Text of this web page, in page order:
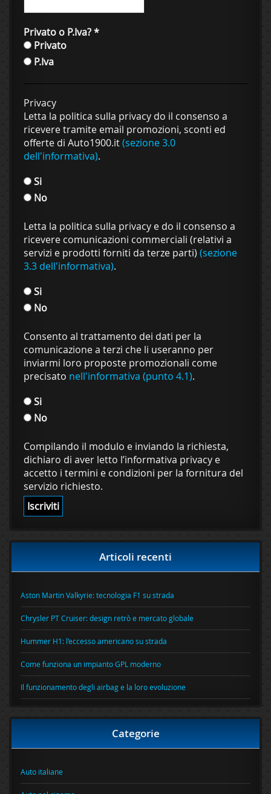
Privato o P.Iva?*
Privato
P.Iva
Privacy
Letta la politica sulla privacy do il consenso a
ricevere tramite email promozioni, sconti ed
offerte di Auto1900.it(sezione 3.0
dell'informativa).
Si
No
Letta la politica sulla privacy e do il consenso a
ricevere comunicazioni commerciali (relativi a
servizi e prodotti forniti da terze parti) (sezione
3.3 dell'informativa).
Si
No
Consento al trattamento dei dati per la
comunicazione a terzi che li useranno per
inviarmi loro proposte promozionali come
precisato nell'informativa (punto 4.1).
Si
No
Compilando il modulo e inviando la richiesta,
dichiaro di aver letto l’informativa privacy e
accetto i termini e condizioni per la fornitura del
servizio richiesto.
Articoli recenti
Aston Martin Valkyrie: tecnologia F1 su strada
Chrysler PT Cruiser: design retrò e mercato globale
Hummer H1: l’eccesso americano su strada
Come funziona un impianto GPL moderno
Il funzionamento degli airbag e la loro evoluzione
Categorie
Auto italiane